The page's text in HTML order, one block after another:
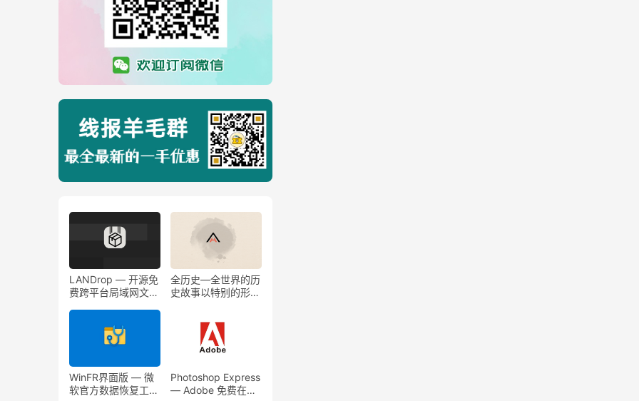
LANDrop — 开源免
费跨平台局域网文件
全历史—全世界的历
史故事以特别的形式
WinFR界面版 — 微
软官方数据恢复工具
Photoshop Express
— Adobe 免费在线